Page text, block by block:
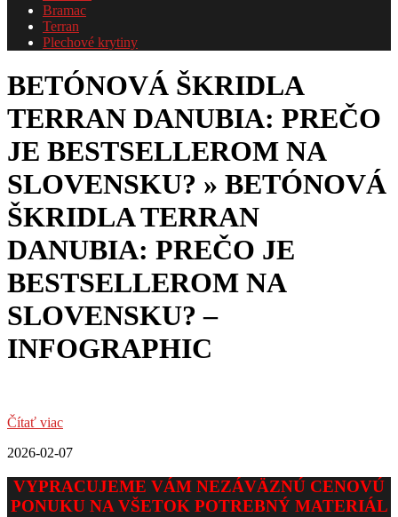
Bramac
Terran
Plechové krytiny
BETÓNOVÁ ŠKRIDLA
TERRAN DANUBIA: PREČO
JE BESTSELLEROM NA
SLOVENSKU? » BETÓNOVÁ
ŠKRIDLA TERRAN
DANUBIA: PREČO JE
BESTSELLEROM NA
SLOVENSKU? –
INFOGRAPHIC
Čítať viac
2026-02-07
VYPRACUJEME VÁM NEZÁVÄZNÚ CENOVÚ
PONUKU NA VŠETOK POTREBNÝ MATERIÁL